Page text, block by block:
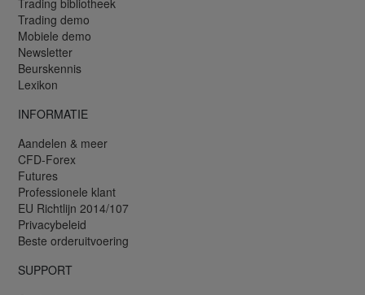
Trading demo
Mobiele demo
Newsletter
Beurskennis
Lexikon
INFORMATIE
Aandelen & meer
CFD-Forex
Futures
Professionele klant
EU Richtlijn 2014/107
Privacybeleid
Beste orderuitvoering
SUPPORT